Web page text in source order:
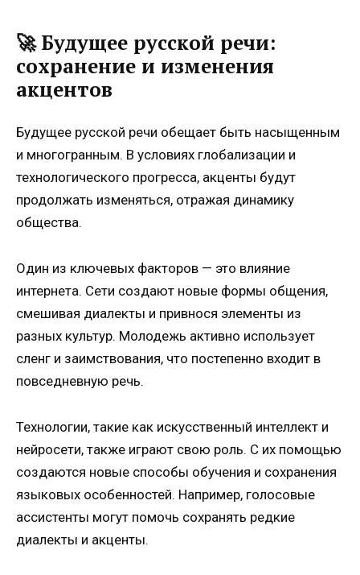
🚀 Будущее русской речи:
сохранение и изменения
акцентов
Будущее русской речи обещает быть насыщенным
и многогранным. В условиях глобализации и
технологического прогресса, акценты будут
продолжать изменяться, отражая динамику
общества.
Один из ключевых факторов — это влияние
интернета. Сети создают новые формы общения,
смешивая диалекты и привнося элементы из
разных культур. Молодежь активно использует
сленг и заимствования, что постепенно входит в
повседневную речь.
Технологии, такие как искусственный интеллект и
нейросети, также играют свою роль. С их помощью
создаются новые способы обучения и сохранения
языковых особенностей. Например, голосовые
ассистенты могут помочь сохранять редкие
диалекты и акценты.